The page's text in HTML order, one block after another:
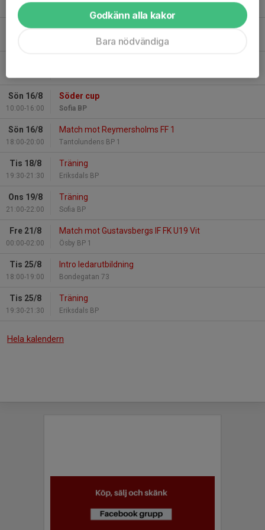
19:30-21:30
Ons 12/8 Träning
10:00-16:00
Sön 16/8
10:00-16:00
Söder cup
Sofia BP
Sön 16/8
18:00-20:00
Match mot Reymersholms FF 1
Tantolundens BP 1
Tis 18/8
19:30-21:30
Träning
Eriksdals BP
Ons 19/8
21:00-22:00
Träning
Sofia BP
Fre 21/8
00:00-02:00
Match mot Gustavsbergs IF FK U19 Vit
Ösby BP 1
Tis 25/8
18:00-19:00
Intro ledarutbildning
Bondegatan 73
Tis 25/8
19:30-21:30
Träning
Eriksdals BP
Hela kalendern
Godkänn alla kakor
Bara nödvändiga